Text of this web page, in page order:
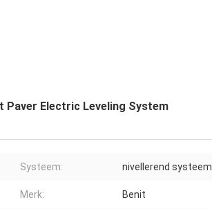
Paver Electric Leveling System
Systeem: nivellerend systeem
Merk: Benit